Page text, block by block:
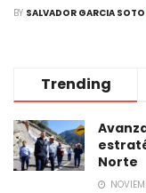
BY SALVADOR GARCIA SOTO
Trending
Norte